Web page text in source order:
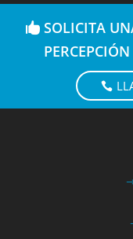
SOLICITA
PERCEPCIÓN